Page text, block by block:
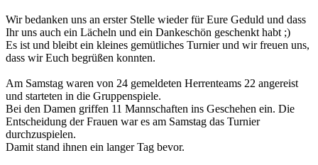
Wir bedanken uns an erster Stelle wieder für Eure Geduld und dass
Ihr uns auch ein Lächeln und ein Dankeschön geschenkt habt ;)
Es ist und bleibt ein kleines gemütliches Turnier und wir freuen uns,
dass wir Euch begrüßen konnten.
Am Samstag waren von 24 gemeldeten Herrenteams 22 angereist
und starteten in die Gruppenspiele.
Bei den Damen griffen 11 Mannschaften ins Geschehen ein. Die
Entscheidung der Frauen war es am Samstag das Turnier
durchzuspielen.
Damit stand ihnen ein langer Tag bevor.